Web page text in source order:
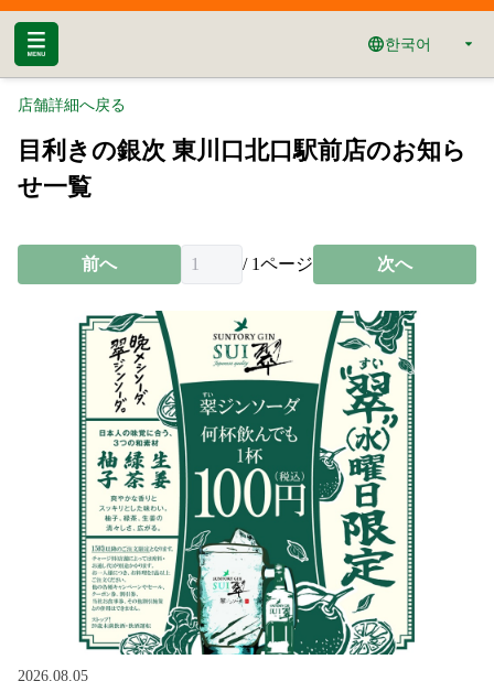
한국어
店舗詳細へ戻る
目利きの銀次 東川口北口駅前店のお知ら
せ一覧
前へ / 1ページ 次へ
2026.08.05